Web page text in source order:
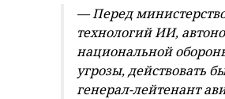
— Перед
технологий ИИ,
национальной
угрозы, действовать
генерал-лейтенант